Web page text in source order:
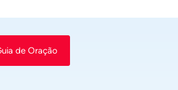
de Oração